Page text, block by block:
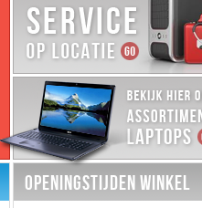
OPENINGSTIJDEN WINKEL